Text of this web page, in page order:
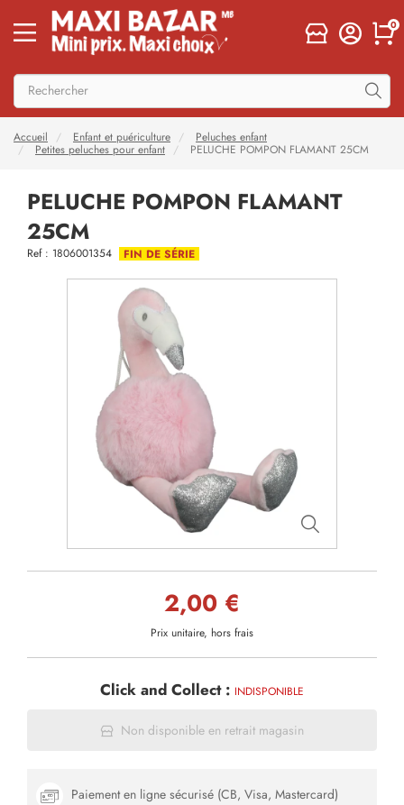
0
Accueil Enfant et puériculture
Peluches enfant
Petites peluches pour enfant
PELUCHE POMPON FLAMANT 25CM
PELUCHE POMPON FLAMANT
25CM
Ref : 1806001354 FIN DE SÉRIE
2,00 €
Prix unitaire, hors frais
Click and Collect : INDISPONIBLE
Non disponible en retrait magasin
Paiement en ligne sécurisé (CB, Visa, Mastercard)